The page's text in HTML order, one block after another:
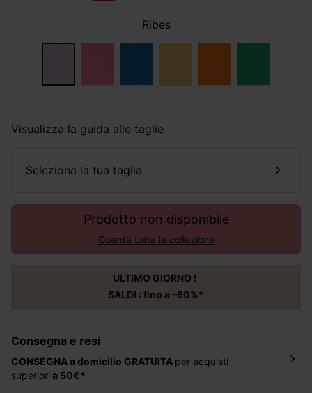
Ribes
Visualizza la guida alle taglie
seleziona la tua taglia
Prodotto non disponibile
Guarda tutta la collezione
ULTIMO GIORNO !
SALDI : fino a –60%*
Consegna e resi
CONSEGNA a domicilio GRATUITA per acquisti
superiori a 50€*